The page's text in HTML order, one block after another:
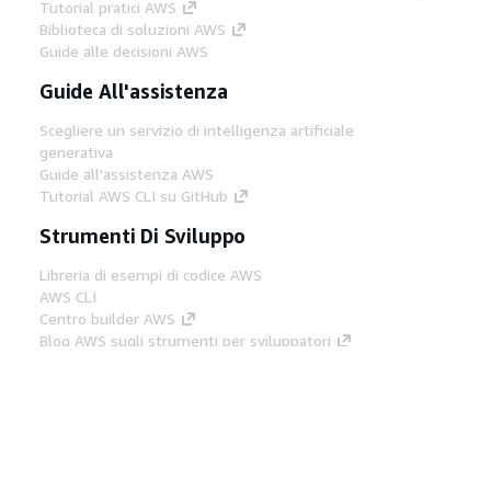
Tutorial pratici AWS
Biblioteca di soluzioni AWS
Guide alle decisioni AWS
Guide All'assistenza
Scegliere un servizio di intelligenza artificiale
generativa
Guide all'assistenza AWS
Tutorial AWS CLI su GitHub
Strumenti Di Sviluppo
Libreria di esempi di codice AWS
AWS CLI
Centro builder AWS
Blog AWS sugli strumenti per sviluppatori